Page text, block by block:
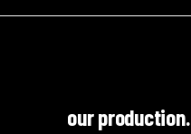
our production.